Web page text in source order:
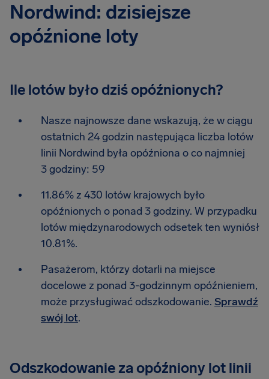
Nordwind: dzisiejsze
opóźnione loty
Ile lotów było dziś opóźnionych?
Nasze najnowsze dane wskazują, że w ciągu
ostatnich 24 godzin następująca liczba lotów
linii Nordwind była opóźniona o co najmniej
3 godziny: 59
11.86% z 430 lotów krajowych było
opóźnionych o ponad 3 godziny. W przypadku
lotów międzynarodowych odsetek ten wyniósł
10.81%.
Pasażerom, którzy dotarli na miejsce
docelowe z ponad 3-godzinnym opóźnieniem,
może przysługiwać odszkodowanie. Sprawdź
swój lot.
Odszkodowanie za opóźniony lot linii